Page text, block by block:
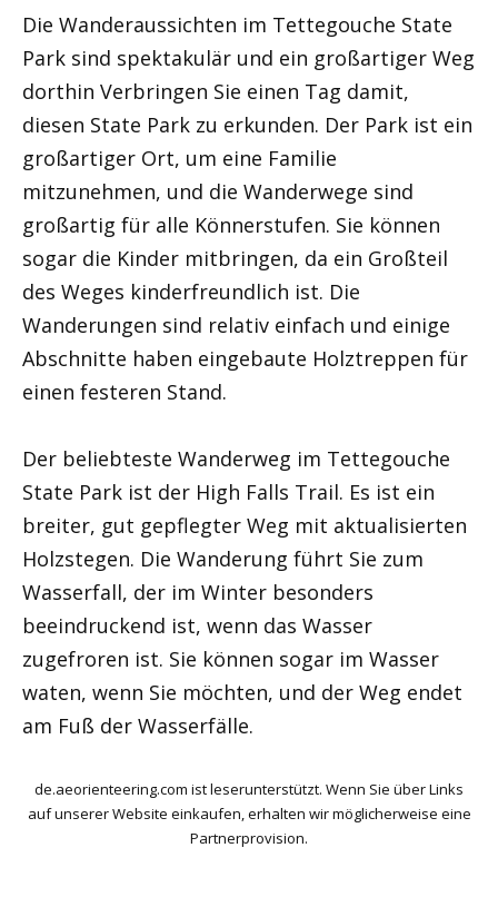
Die Wanderaussichten im Tettegouche State
Park sind spektakulär und ein großartiger Weg
dorthin Verbringen Sie einen Tag damit,
diesen State Park zu erkunden. Der Park ist ein
großartiger Ort, um eine Familie
mitzunehmen, und die Wanderwege sind
großartig für alle Könnerstufen. Sie können
sogar die Kinder mitbringen, da ein Großteil
des Weges kinderfreundlich ist. Die
Wanderungen sind relativ einfach und einige
Abschnitte haben eingebaute Holztreppen für
einen festeren Stand.
Der beliebteste Wanderweg im Tettegouche
State Park ist der High Falls Trail. Es ist ein
breiter, gut gepflegter Weg mit aktualisierten
Holzstegen. Die Wanderung führt Sie zum
Wasserfall, der im Winter besonders
beeindruckend ist, wenn das Wasser
zugefroren ist. Sie können sogar im Wasser
waten, wenn Sie möchten, und der Weg endet
am Fuß der Wasserfälle.
de.aeorienteering.com ist leserunterstützt. Wenn Sie über Links
auf unserer Website einkaufen, erhalten wir möglicherweise eine
Partnerprovision.